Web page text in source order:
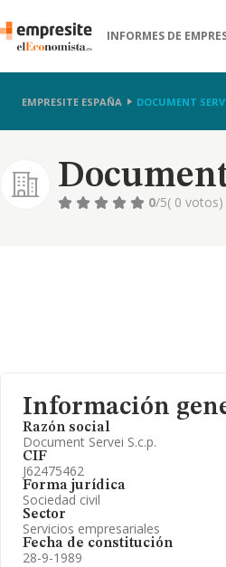
INFORMES DE
EMPRESITE ESPAÑA DOCUMENT
0/5( 0 votos)
Información
Razón social
Document Servei S.c.p.
CIF
J62475462
Forma jurídica
Sociedad civil
Sector
Servicios empresariales
Fecha de constitución
28-9-1989